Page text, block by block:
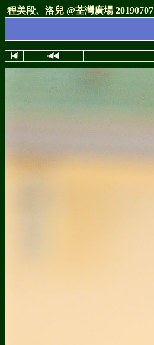
程美段、洛兒 @荃灣廣場 20190707